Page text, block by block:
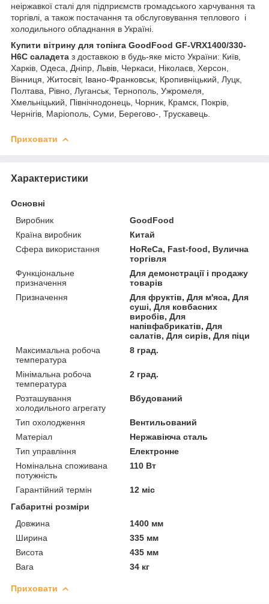
неіржавкої сталі для підприємств громадського харчування та
торгівлі, а також постачання та обслуговування теплового і
холодильного обладнання в Україні.
Купити вітрину для топінга GoodFood GF-VRX1400/330-
H6C саладета з доставкою в будь-яке місто України: Київ,
Харків, Одеса, Дніпр, Львів, Черкаси, Ніколаєв, Херсон,
Вінниця, Житосвіт, Івано-Франковськ, Кропивніцький, Луцк,
Полтава, Рівно, Луганськ, Тернополь, Ужромеля,
Хмельніцький, Північнодонець, Чорник, Крамск, Покрів,
Чернігів, Маріополь, Суми, Берегово-, Трускавець.
Приховати
Характеристики
Основні
Виробник
GoodFood
Країна виробник
Китай
Сфера використання
HoReCa, Fast-food, Вулична
торгівля
Функціональне
призначення
Для демонстрації і продажу
товарів
Призначення
Для фруктів, Для м'яса, Для
суші, Для ковбасних
виробів, Для
напівфабрикатів, Для
салатів, Для сирів, Для піци
Максимальна робоча
температура
8 град.
Мінімальна робоча
температура
2 град.
Розташування
холодильного агрегату
Вбудований
Тип охолодження
Вентильований
Матеріал
Нержавіюча сталь
Тип управління
Електронне
Номінальна споживана
потужність
110 Вт
Гарантійний термін
12 міс
Габаритні розміри
Довжина
1400 мм
Ширина
335 мм
Висота
435 мм
Вага
34 кг
Приховати